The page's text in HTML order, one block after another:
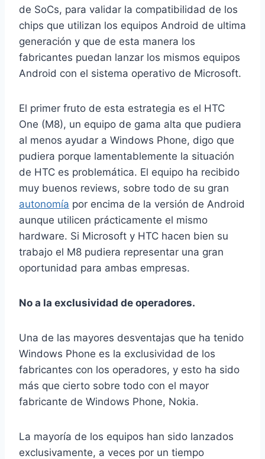
de SoCs, para validar la compatibilidad de los
chips que utilizan los equipos Android de ultima
generación y que de esta manera los
fabricantes puedan lanzar los mismos equipos
Android con el sistema operativo de Microsoft.
El primer fruto de esta estrategia es el HTC
One (M8), un equipo de gama alta que pudiera
al menos ayudar a Windows Phone, digo que
pudiera porque lamentablemente la situación
de HTC es problemática. El equipo ha recibido
muy buenos reviews, sobre todo de su gran
autonomía por encima de la versión de Android
aunque utilicen prácticamente el mismo
hardware. Si Microsoft y HTC hacen bien su
trabajo el M8 pudiera representar una gran
oportunidad para ambas empresas.
No a la exclusividad de operadores.
Una de las mayores desventajas que ha tenido
Windows Phone es la exclusividad de los
fabricantes con los operadores, y esto ha sido
más que cierto sobre todo con el mayor
fabricante de Windows Phone, Nokia.
La mayoría de los equipos han sido lanzados
exclusivamente, a veces por un tiempo